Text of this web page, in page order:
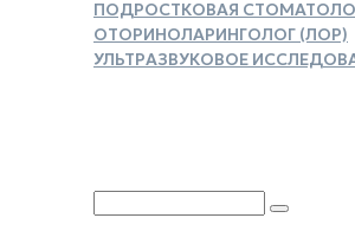
ПОДРОСТКОВАЯ
ОТОРИНОЛАРИНГОЛОГ (ЛОР)
УЛЬТРАЗВУКОВОЕ